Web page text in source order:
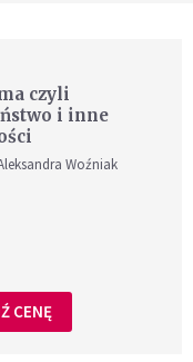
czyli
i inne
Woźniak
CENĘ